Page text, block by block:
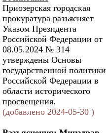
Приозерская городская
прокуратура разъясняет
Указом Президента
Российской Федерации от
08.05.2024 № 314
утверждены Основы
государственной политики
Российской Федерации в
области исторического
просвещения.
(добавлено 2024-05-30 )